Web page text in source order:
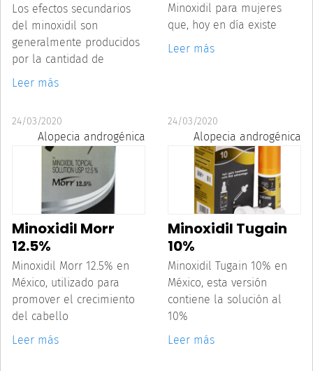
Los efectos secundarios
del minoxidil son
generalmente producidos
por la cantidad de
Leer más
Minoxidil para mujeres
que, hoy en día existe
Leer más
24/03/2020
Alopecia androgénica
Minoxidil Morr
12.5%
Minoxidil Morr 12.5% en
México, utilizado para
promover el crecimiento
del cabello
Leer más
24/03/2020
Alopecia androgénica
Minoxidil Tugain
10%
Minoxidil Tugain 10% en
México, esta versión
contiene la solución al
10%
Leer más